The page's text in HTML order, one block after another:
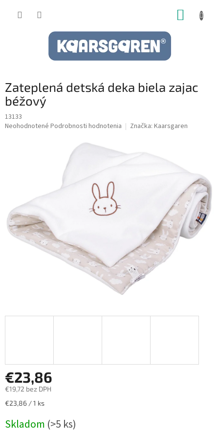
Zateplená detská deka biela zajac
béžový
13133
Priemerné
Neohodnotené Podrobnosti hodnotenia Značka: Kaarsgaren
€23,86
€19,72 bez DPH
Jednotková
€23,86 / 1 ks
Skladom (>5 ks)